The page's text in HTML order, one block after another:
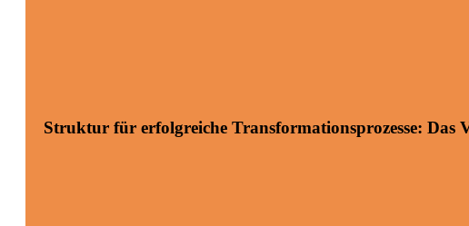
Struktur für erfolgreiche Transformationsprozesse: